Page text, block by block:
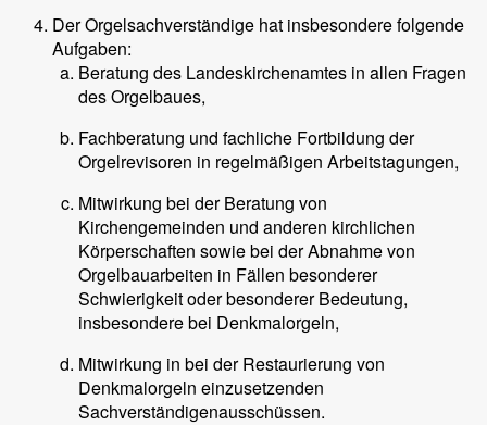
Der Orgelsachverständige hat insbesondere folgende
Aufgaben:
Beratung des Landeskirchenamtes in allen Fragen
des Orgelbaues,
Fachberatung und fachliche Fortbildung der
Orgelrevisoren in regelmäßigen Arbeitstagungen,
Mitwirkung bei der Beratung von
Kirchengemeinden und anderen kirchlichen
Körperschaften sowie bei der Abnahme von
Orgelbauarbeiten in Fällen besonderer
Schwierigkeit oder besonderer Bedeutung,
insbesondere bei Denkmalorgeln,
Mitwirkung in bei der Restaurierung von
Denkmalorgeln einzusetzenden
Sachverständigenausschüssen.